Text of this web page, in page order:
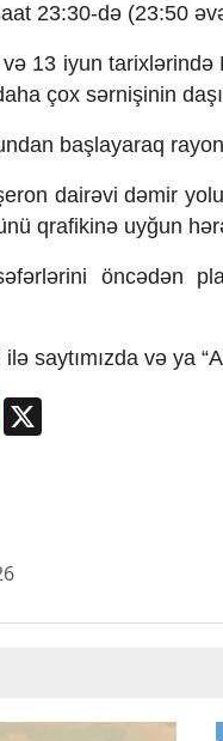
23:30-də (23:50
13 iyun tarixlərində
çox sərnişinin
başlayaraq
dairəvi dəmir
qrafikinə uyğun
öncədən
saytımızda və ya
WhatsApp